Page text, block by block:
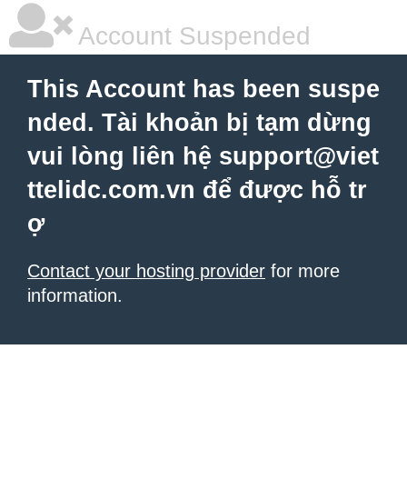
Account Suspended
This Account has been suspe
nded. Tài khoản bị tạm dừng
vui lòng liên hệ support@viet
ttelidc.com.vn để được hỗ tr
ợ
Contact your hosting provider for more
information.